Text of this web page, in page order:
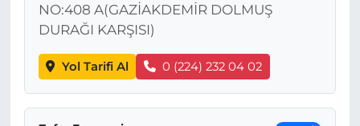
NO:408 A(GAZİAKDEMİR DOLMUŞ
DURAĞI KARŞISI)
Yol Tarifi Al 0 (224) 232 04 02